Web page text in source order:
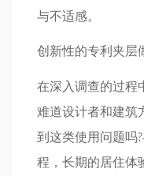
与不适感。
创新性的专利夹层
在深入调查的过程
难道设计者和建筑
到这类使用问题吗
程，长期的居住体